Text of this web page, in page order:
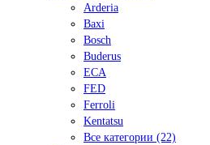
Arderia
Baxi
Bosch
Buderus
ECA
FED
Ferroli
Kentatsu
Все категории (22)